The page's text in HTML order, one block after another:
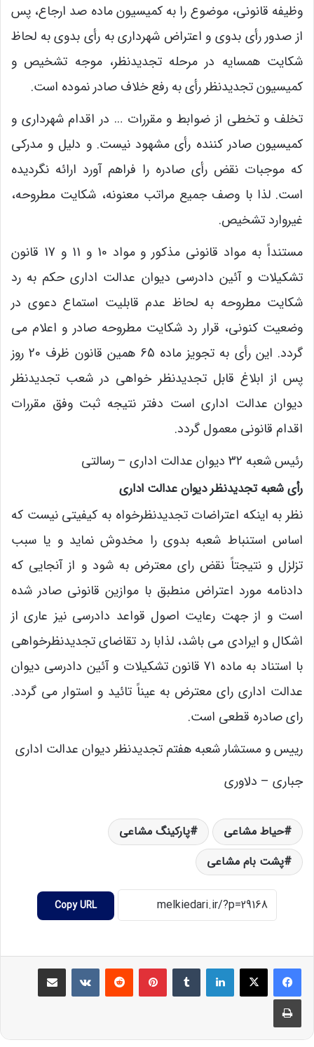
وظیفه قانونی، موضوع را به کمیسیون ماده صد ارجاع، پس
از صدور رأی بدوی و اعتراض شهرداری به رأی بدوی به لحاظ
شکایت همسایه در مرحله تجدیدنظر، موجه تشخیص و
کمیسیون تجدیدنظر رأی به رفع خلاف صادر نموده است.
تخلف و تخطی از ضوابط و مقررات … در اقدام شهرداری و
کمیسیون صادر کننده رأی مشهود نیست. و دلیل و مدرکی
که موجبات نقض رأی صادره را فراهم آورد ارائه نگردیده
است. لذا با وصف جمیع مراتب معنونه، شکایت مطروحه،
غیروارد تشخیص.
مستنداً به مواد قانونی مذکور و مواد 10 و 11 و 17 قانون
تشکیلات و آئین دادرسی دیوان عدالت اداری حکم به رد
شکایت مطروحه به لحاظ عدم قابلیت استماع دعوی در
وضعیت کنونی، قرار رد شکایت مطروحه صادر و اعلام می
گردد. این رأی به تجویز ماده 65 همین قانون ظرف 20 روز
پس از ابلاغ قابل تجدیدنظر خواهی در شعب تجدیدنظر
دیوان عدالت اداری است دفتر نتیجه ثبت وفق مقررات
اقدام قانونی معمول گردد.
رئیس شعبه 32 دیوان عدالت اداری – رسالتی
رأی شعبه تجدیدنظر دیوان عدالت اداری
نظر به اینکه اعتراضات تجدیدنظرخواه به کیفیتی نیست که
اساس استنباط شعبه بدوی را مخدوش نماید و یا سبب
تزلزل و نتیجتاً نقض رای معترض به شود و از آنجایی که
دادنامه مورد اعتراض منطبق با موازین قانونی صادر شده
است و از جهت رعایت اصول قواعد دادرسی نیز عاری از
اشکال و ایرادی می باشد، لذابا رد تقاضای تجدیدنظرخواهی
با استناد به ماده 71 قانون تشکیلات و آئین دادرسی دیوان
عدالت اداری رای معترض به عیناً تائید و استوار می گردد.
رای صادره قطعی است.
رییس و مستشار شعبه هفتم تجدید‌نظر دیوان عدالت اداری
جباری – دلاوری
حیاط مشاعی
پارکینگ مشاعی
پشت بام مشاعی
Copy URL